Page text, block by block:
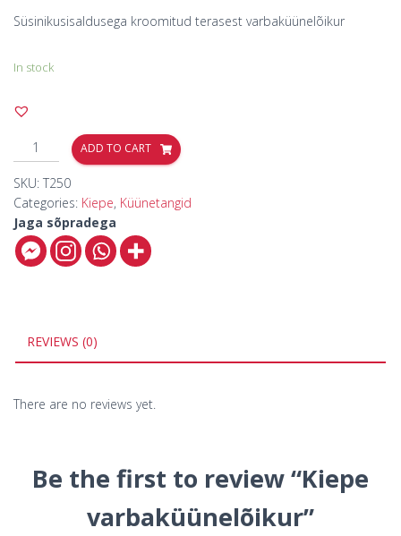
Süsinikusisaldusega kroomitud terasest varbaküünelõikur
In stock
ADD TO CART
SKU: T250
Categories: Kiepe, Küünetangid
Jaga sõpradega
REVIEWS (0)
There are no reviews yet.
Be the first to review “Kiepe
varbaküünelõikur”